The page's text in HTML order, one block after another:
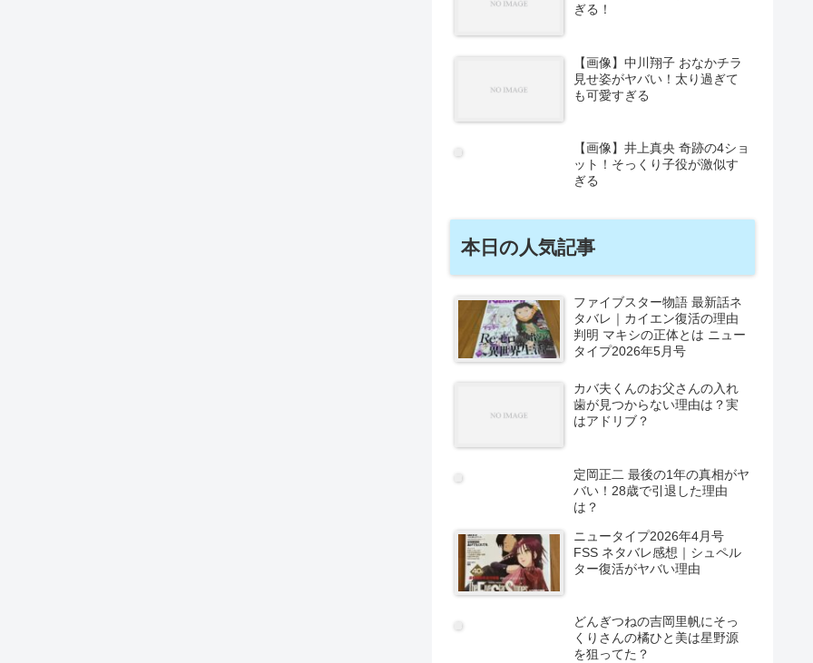
ぎる！
【画像】中川翔子 おなかチラ
見せ姿がヤバい！太り過ぎて
も可愛すぎる
【画像】井上真央 奇跡の4ショ
ット！そっくり子役が激似す
ぎる
本日の人気記事
ファイブスター物語 最新話ネ
タバレ｜カイエン復活の理由
判明 マキシの正体とは ニュー
タイプ2026年5月号
カバ夫くんのお父さんの入れ
歯が見つからない理由は？実
はアドリブ？
定岡正二 最後の1年の真相がヤ
バい！28歳で引退した理由
は？
ニュータイプ2026年4月号
FSS ネタバレ感想｜シュペル
ター復活がヤバい理由
どんぎつねの吉岡里帆にそっ
くりさんの橘ひと美は星野源
を狙ってた？